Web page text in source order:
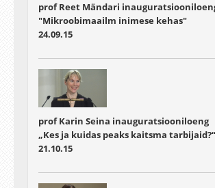
prof Reet Mändari
"Mikroobimaailm inimese kehas"
24.09.15
prof Karin Seina inauguratsiooniloeng
„Kes ja kuidas peaks kaitsma tarbijaid?“
21.10.15